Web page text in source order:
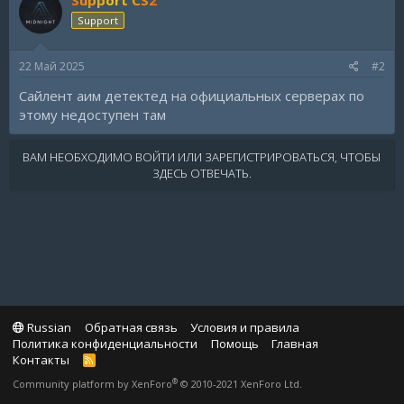
Support
22 Май 2025 #2
Сайлент аим детектед на официальных серверах по
этому недоступен там
ВАМ НЕОБХОДИМО ВОЙТИ ИЛИ ЗАРЕГИСТРИРОВАТЬСЯ, ЧТОБЫ
ЗДЕСЬ ОТВЕЧАТЬ.
Russian Обратная связь
Условия и правила
Политика конфиденциальности
Помощь
Главная
Контакты
R
S
Community platform by XenForo® © 2010-2021 XenForo Ltd.